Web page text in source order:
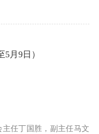
月9日）
任丁国胜，副主任马文